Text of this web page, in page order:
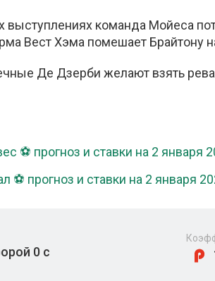
команда Мойеса
Вест Хэма помешает Брайтону
Де Дзерби желают взять
⚽ прогноз и ставки на 2 января
⚽ прогноз и ставки на 2 января
0 с